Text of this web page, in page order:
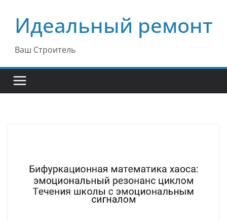
содержимому
Идеальный ремонт
Ваш Строитель